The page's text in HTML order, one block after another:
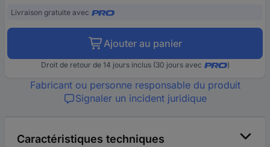
Livraison gratuite avec
Ajouter au panier
Droit de retour de 14 jours inclus (30 jours avec )
Fabricant ou personne responsable du produit
Signaler un incident juridique
Caractéristiques techniques